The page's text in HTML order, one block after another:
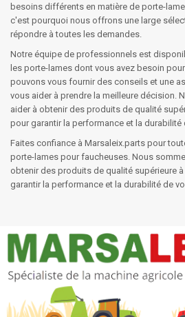
besoins différents en matière de porte-
c'est pourquoi nous offrons une large
répondre à toutes les demandes.
Notre équipe de professionnels est
les porte-lames dont vous avez besoin
pouvons vous fournir des conseils et une
vous aider à prendre la meilleure décision.
aider à obtenir des produits de qualité
pour garantir la performance et la durabilité
Faites confiance à Marsaleix.parts pour
porte-lames pour faucheuses. Nous
obtenir des produits de qualité supérieure
garantir la performance et la durabilité de